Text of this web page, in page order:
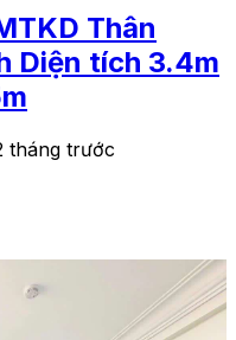
Thân
Diện tích 3.4m
tháng trước